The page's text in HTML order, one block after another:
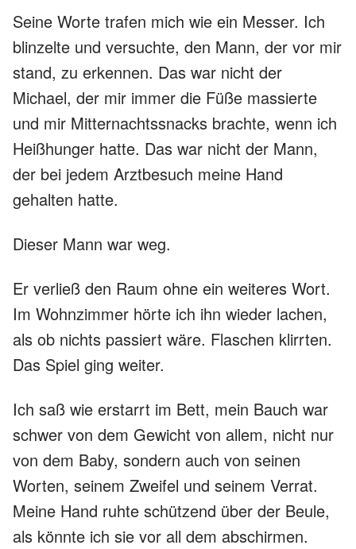
Seine Worte trafen mich wie ein Messer. Ich
blinzelte und versuchte, den Mann, der vor mir
stand, zu erkennen. Das war nicht der
Michael, der mir immer die Füße massierte
und mir Mitternachtssnacks brachte, wenn ich
Heißhunger hatte. Das war nicht der Mann,
der bei jedem Arztbesuch meine Hand
gehalten hatte.
Dieser Mann war weg.
Er verließ den Raum ohne ein weiteres Wort.
Im Wohnzimmer hörte ich ihn wieder lachen,
als ob nichts passiert wäre. Flaschen klirrten.
Das Spiel ging weiter.
Ich saß wie erstarrt im Bett, mein Bauch war
schwer von dem Gewicht von allem, nicht nur
von dem Baby, sondern auch von seinen
Worten, seinem Zweifel und seinem Verrat.
Meine Hand ruhte schützend über der Beule,
als könnte ich sie vor all dem abschirmen.